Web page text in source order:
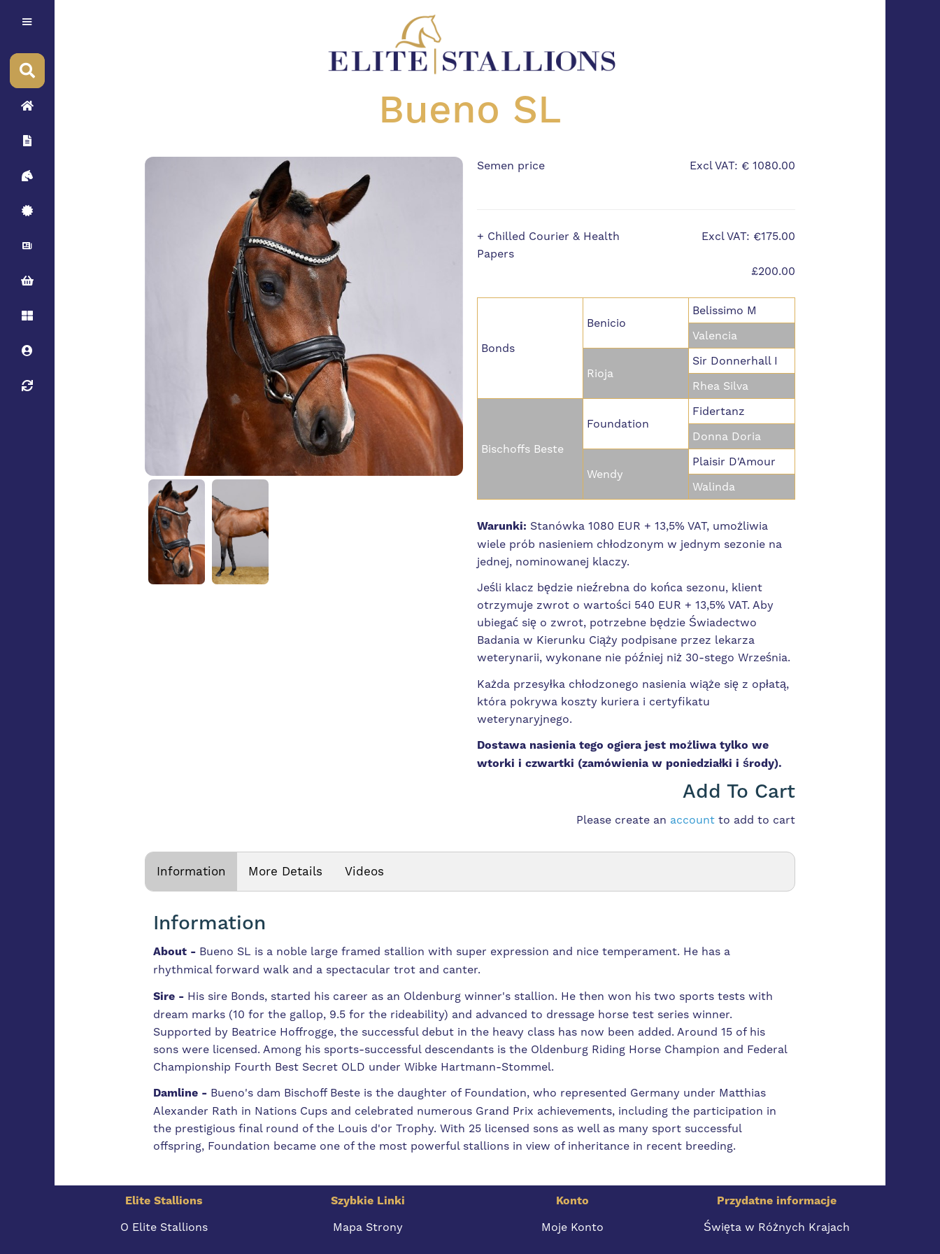
Bueno SL
Semen price Excl VAT: € 1080.00
+ Chilled Courier & Health
Papers
Excl VAT: €175.00
£200.00
Bonds
Benicio
Belissimo M
Valencia
Rioja
Sir Donnerhall I
Rhea Silva
Bischoffs Beste
Foundation
Fidertanz
Donna Doria
Wendy
Plaisir D'Amour
Walinda
Warunki: Stanówka 1080 EUR + 13,5% VAT, umożliwia
wiele prób nasieniem chłodzonym w jednym sezonie na
jednej, nominowanej klaczy.
Jeśli klacz będzie nieźrebna do końca sezonu, klient
otrzymuje zwrot o wartości 540 EUR + 13,5% VAT. Aby
ubiegać się o zwrot, potrzebne będzie Świadectwo
Badania w Kierunku Ciąży podpisane przez lekarza
weterynarii, wykonane nie później niż 30-stego Września.
Każda przesyłka chłodzonego nasienia wiąże się z opłatą,
która pokrywa koszty kuriera i certyfikatu
weterynaryjnego.
Dostawa nasienia tego ogiera jest możliwa tylko we
wtorki i czwartki (zamówienia w poniedziałki i środy).
Add To Cart
Please create an account to add to cart
Information More Details Videos
Information
About - Bueno SL is a noble large framed stallion with super expression and nice temperament. He has a
rhythmical forward walk and a spectacular trot and canter.
Sire -His sire Bonds, started his career as an Oldenburg winner's stallion. He then won his two sports tests with
dream marks (10 for the gallop, 9.5 for the rideability) and advanced to dressage horse test series winner.
Supported by Beatrice Hoffrogge, the successful debut in the heavy class has now been added. Around 15 of his
sons were licensed. Among his sports-successful descendants is the Oldenburg Riding Horse Champion and Federal
Championship Fourth Best Secret OLD under Wibke Hartmann-Stommel.
Damline - Bueno's dam Bischoff Beste is the daughter of Foundation, who represented Germany under Matthias
Alexander Rath in Nations Cups and celebrated numerous Grand Prix achievements, including the participation in
the prestigious final round of the Louis d'or Trophy. With 25 licensed sons as well as many sport successful
offspring, Foundation became one of the most powerful stallions in view of inheritance in recent breeding.
Elite Stallions Szybkie Linki Konto Przydatne informacje
O Elite Stallions Mapa Strony Moje Konto Święta w Różnych Krajach